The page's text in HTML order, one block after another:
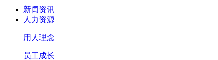
新闻资讯
人力资源
用人理念
员工成长